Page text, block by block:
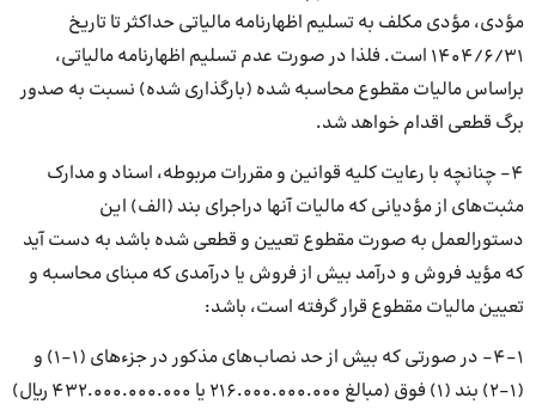
مؤدی، مؤدی مکلف به تسلیم اظهارنامه مالیاتی حداکثر تا تاریخ
۱۴۰۴/۶/۳۱ است. فلذا در صورت عدم تسلیم اظهارنامه مالیاتی،
براساس مالیات مقطوع محاسبه شده (بارگذاری شده) نسبت به صدور
برگ قطعی اقدام خواهد شد.
۴- چنانچه با رعایت کلیه قوانین و مقررات مربوطه، اسناد و مدارک
مثبت‌های از مؤدیانی که مالیات آنها دراجرای بند (الف) این
دستورالعمل به صورت مقطوع تعیین و قطعی شده باشد به دست آید
که مؤید فروش و درآمد بیش از فروش یا درآمدی که مبنای محاسبه و
تعیین مالیات مقطوع قرار گرفته است، باشد:
۴-۱- در صورتی که بیش از حد نصاب‌های مذکور در جزءهای (۱-۱) و
(۱-۲) بند (۱) فوق (مبالغ ۲۱۶.۰۰۰.۰۰۰.۰۰۰ یا ۴۳۲.۰۰۰.۰۰۰.۰۰۰ ریال)